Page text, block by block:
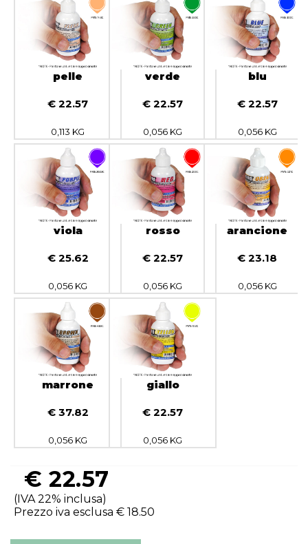
pelle
€ 22.57
0,113 KG
verde
€ 22.57
0,056 KG
blu
€ 22.57
0,056 KG
viola
€ 25.62
0,056 KG
rosso
€ 22.57
0,056 KG
arancione
€ 23.18
0,056 KG
marrone
€ 37.82
0,056 KG
giallo
€ 22.57
0,056 KG
€ 22.57
(IVA 22% inclusa)
Prezzo iva esclusa € 18.50